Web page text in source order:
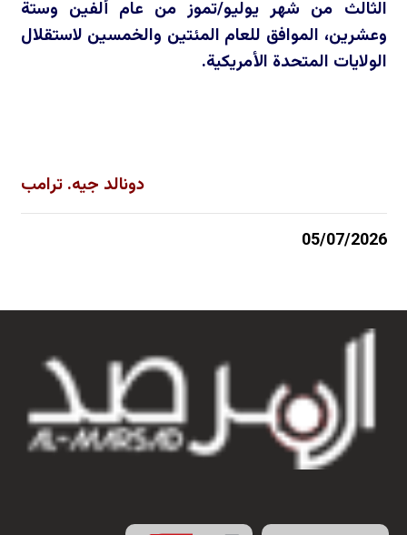
الثالث من شهر يوليو/تموز من عام ألفين وستة
وعشرين، الموافق للعام المئتين والخمسين لاستقلال
الولايات المتحدة الأمريكية.
دونالد جيه. ترامب
05/07/2026